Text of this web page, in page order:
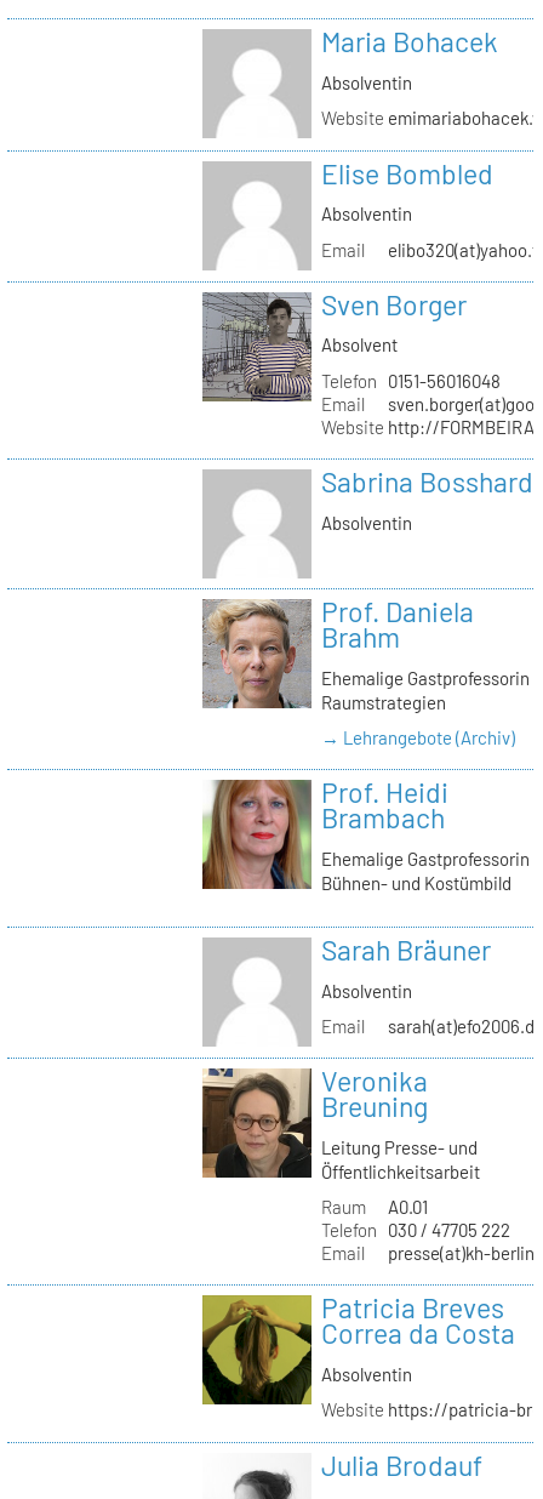
Maria Bohacek
Absolventin
Website
Elise Bombled
Absolventin
Email
Sven Borger
Absolvent
Telefon
0151-56016048
Email
Website http://
Sabrina Bosshard
Absolventin
Prof. Daniela
Brahm
Ehemalige Gastprofessorin
Raumstrategien
→ Lehrangebote (Archiv)
Prof. Heidi
Brambach
Ehemalige Gastprofessorin
Bühnen- und Kostümbild
Sarah Bräuner
Absolventin
Email
Veronika
Breuning
Leitung Presse- und
Öffentlichkeitsarbeit
Raum
A0.01
Telefon
030 / 47705 222
Email
presse(at)kh-
Patricia Breves
Correa da Costa
Absolventin
Website https://patricia-
Julia Brodauf